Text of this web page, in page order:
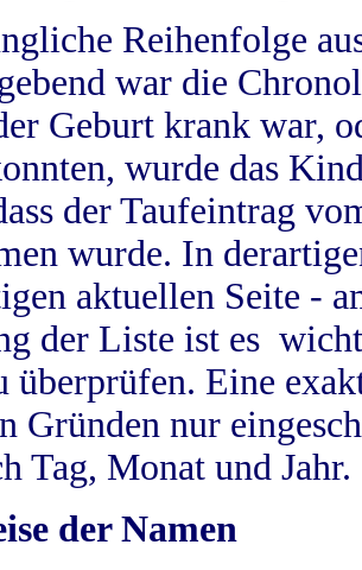
Reihenfolge
war die
Geburt krank war,
wurde das
der Taufeintrag
wurde. In
aktuellen Seite -
der Liste ist es
überprüfen. Eine
Gründen nur
Tag, Monat und Jahr.
der Namen